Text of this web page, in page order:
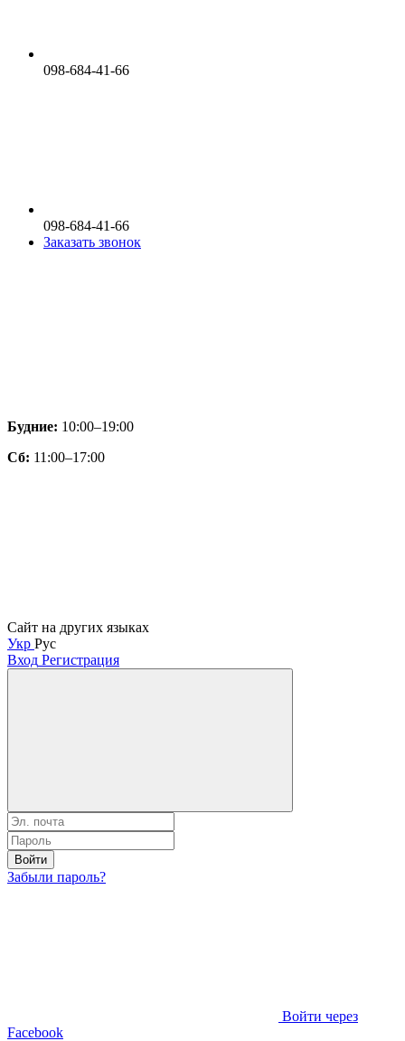
098-684-41-66
098-684-41-66
Заказать звонок
Будние: 10:00–19:00
Сб: 11:00–17:00
Сайт на других языках
Укр Рус
Вход Регистрация
Войти
Забыли пароль?
Войти через
Facebook